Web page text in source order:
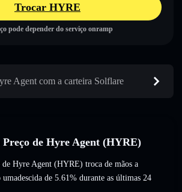
Trocar HYRE
pode depender do serviço onramp
Agent com a carteira Solflare
Preço de Hyre Agent (HYRE)
Hyre Agent (HYRE) troca de mãos a
umadescida de 5.61% durante as últimas 24